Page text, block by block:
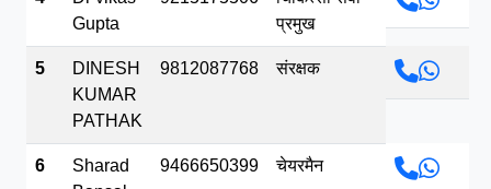
Gupta
प्रमुख
5
DINESH
KUMAR
PATHAK
9812087768 संरक्षक
6
Sharad
9466650399 चेयरमैन